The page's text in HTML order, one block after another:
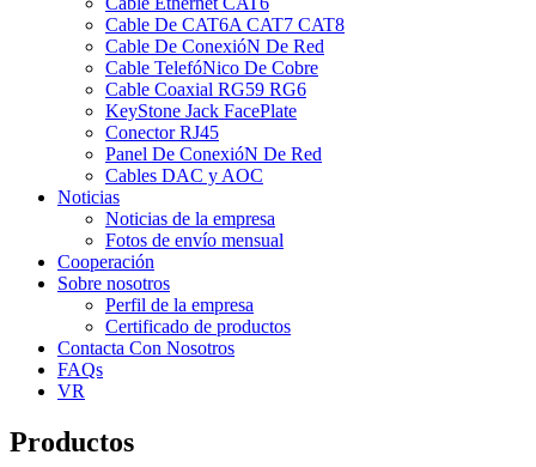
Cable De CAT6A CAT7 CAT8
Cable De ConexióN De Red
Cable TelefóNico De Cobre
Cable Coaxial RG59 RG6
KeyStone Jack FacePlate
Conector RJ45
Panel De ConexióN De Red
Cables DAC y AOC
Noticias
Noticias de la empresa
Fotos de envío mensual
Cooperación
Sobre nosotros
Perfil de la empresa
Certificado de productos
Contacta Con Nosotros
FAQs
VR
Productos